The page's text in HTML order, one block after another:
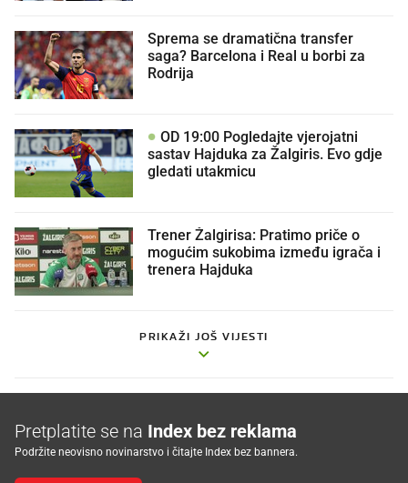
Sprema se dramatična transfer
saga? Barcelona i Real u borbi za
Rodrija
OD 19:00 Pogledajte vjerojatni
sastav Hajduka za Žalgiris. Evo gdje
gledati utakmicu
Trener Žalgirisa: Pratimo priče o
mogućim sukobima između igrača i
trenera Hajduka
PRIKAŽI JOŠ VIJESTI
Pretplatite se na Index bez reklama
Podržite neovisno novinarstvo i čitajte Index bez bannera.